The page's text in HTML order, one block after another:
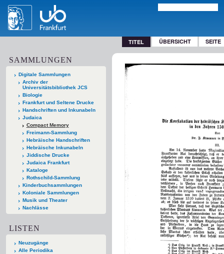
TITEL ÜBERSICHT SEITE
SAMMLUNGEN
Digitale Sammlungen
Archiv der
Universitätsbibliothek JCS
Biologie
Frankfurt und Seltene Drucke
Handschriften und Inkunabeln
Judaica
Compact Memory
Freimann-Sammlung
Hebräische Handschriften
Hebräische Inkunabeln
Jiddische Drucke
Judaica Frankfurt
Kataloge
Rothschild-Sammlung
Kinderbuchsammlungen
Koloniale Sammlungen
Musik und Theater
Nachlässe
LISTEN
Neuzugänge
Alle Periodika